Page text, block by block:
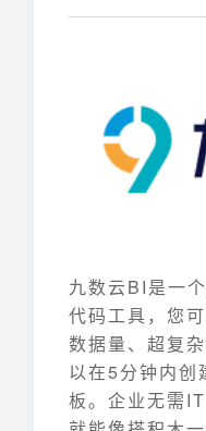
九数云BI是一
代码工具，您
数据量、超复
以在5分钟内创
板。企业无需